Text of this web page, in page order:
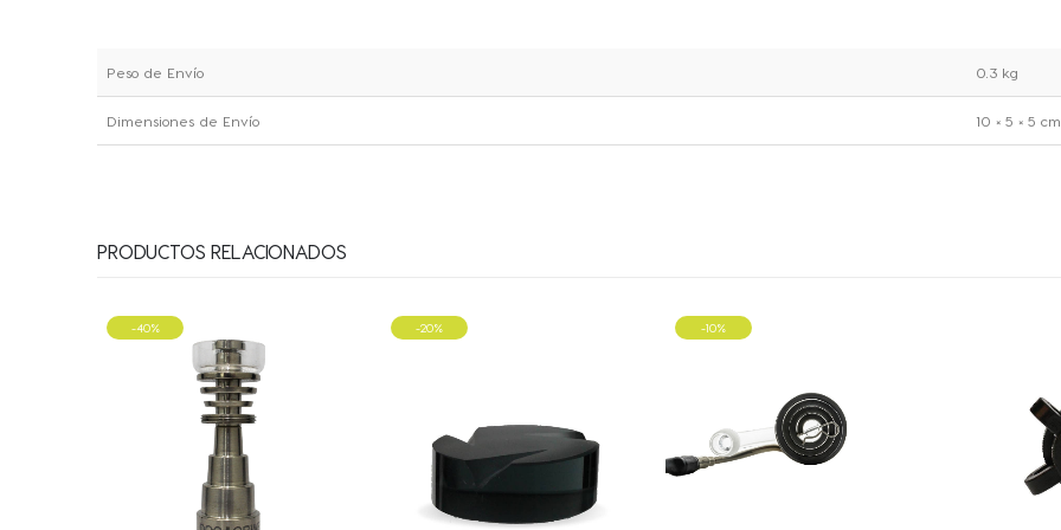
Peso de Envío 0.3 kg
Dimensiones de Envío 10 × 5 × 5 cm
PRODUCTOS RELACIONADOS
-20% -10%